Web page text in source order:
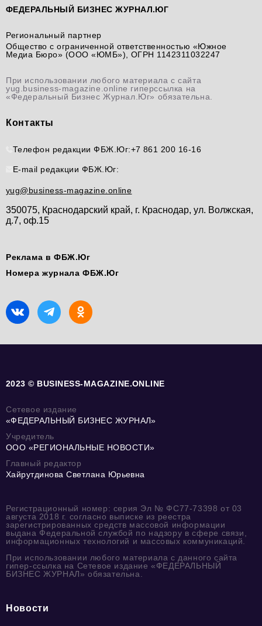
ФЕДЕРАЛЬНЫЙ БИЗНЕС ЖУРНАЛ.ЮГ
Региональный партнер
Общество с ограниченной ответственностью «Южное
Медиа Бюро» (ООО «ЮМБ»), ОГРН 1142311032247
При использовании любого материала с сайта
yug.business-magazine.online гиперссылка на
«Федеральный Бизнес Журнал.Юг» обязательна.
Контакты
Телефон редакции ФБЖ.Юг:+7 861 200 16-16
E-mail редакции ФБЖ.Юг:
yug@business-magazine.online
350075, Краснодарский край, г. Краснодар, ул. Волжская,
д.7, оф.15
Реклама в ФБЖ.Юг
Номера журнала ФБЖ.Юг
2023 © BUSINESS-MAGAZINE.ONLINE
Сетевое издание
«ФЕДЕРАЛЬНЫЙ БИЗНЕС ЖУРНАЛ»
Учредитель
ООО «РЕГИОНАЛЬНЫЕ НОВОСТИ»
Главный редактор
Хайрутдинова Светлана Юрьевна
Регистрационный номер: серия Эл № ФС77-73398 от 03
августа 2018 г. согласно выписке из реестра
зарегистрированных средств массовой информации
выдана Федеральной службой по надзору в сфере связи,
информационных технологий и массовых коммуникаций.
При использовании любого материала с данного сайта
гипер-ссылка на Сетевое издание «ФЕДЕРАЛЬНЫЙ
БИЗНЕС ЖУРНАЛ» обязательна.
Новости